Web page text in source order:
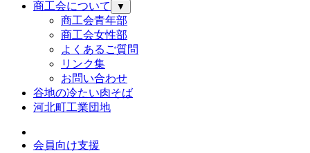
商工会について
▼
商工会青年部
商工会女性部
よくあるご質問
リンク集
お問い合わせ
谷地の冷たい肉そば
河北町工業団地
会員向け支援